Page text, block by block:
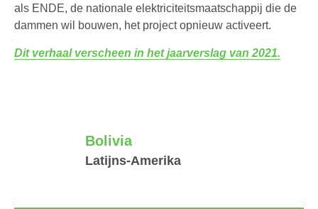
als ENDE, de nationale elektriciteitsmaatschappij die de
dammen wil bouwen, het project opnieuw activeert.
Dit verhaal verscheen in het jaarverslag van 2021.
Bolivia
Latijns-Amerika